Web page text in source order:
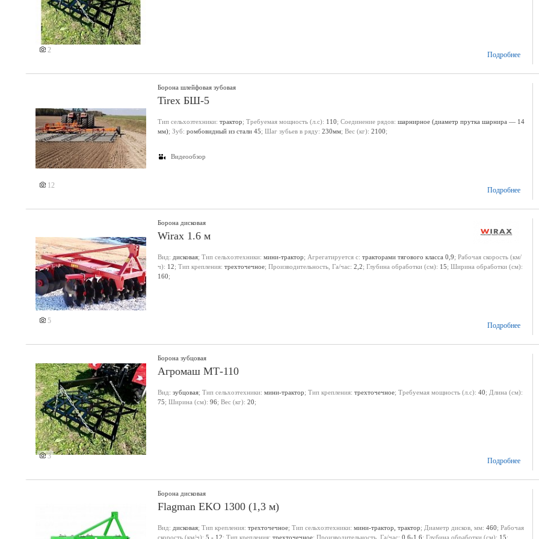
2
Подробнее
12
Еще 3 фото
Борона шлейфовая зубовая
Tirex БШ-5
Тип сельхозтехники: трактор; Требуемая мощность (л.с): 110; Соединение рядов: шарнирное (диаметр прутка шарнира — 14
мм); Зуб: ромбовидный из стали 45; Шаг зубьев в ряду: 230мм; Вес (кг): 2100;
Видеообзор
Подробнее
5
Борона дисковая
Wirax 1.6 м
Вид: дисковая; Тип сельхозтехники: мини-трактор; Агрегатируется с: тракторами тягового класса 0,9; Рабочая скорость (км/
ч): 12; Тип крепления: трехточечное; Производительность, Га/час: 2,2; Глубина обработки (см): 15; Ширина обработки (см):
160;
Подробнее
3
Борона зубцовая
Агромаш МТ-110
Вид: зубцовая; Тип сельхозтехники: мини-трактор; Тип крепления: трехточечное; Требуемая мощность (л.с): 40; Длина (см):
75; Ширина (см): 96; Вес (кг): 20;
Подробнее
Борона дисковая
Flagman EKO 1300 (1,3 м)
Вид: дисковая; Тип крепления: трехточечное; Тип сельхозтехники: мини-трактор, трактор; Диаметр дисков, мм: 460; Рабочая
скорость (км/ч): 5 - 12; Тип крепления: трехточечное; Производительность, Га/час: 0,6-1,6; Глубина обработки (см): 15;